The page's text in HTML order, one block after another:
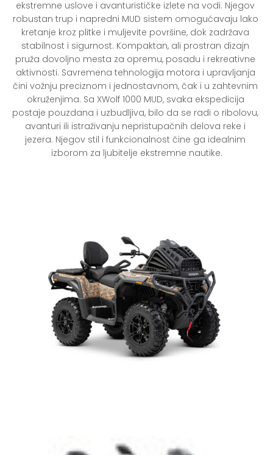
ekstremne uslove i avanturističke izlete na vodi. Njegov
robustan trup i napredni MUD sistem omogućavaju lako
kretanje kroz plitke i muljevite površine, dok zadržava
stabilnost i sigurnost. Kompaktan, ali prostran dizajn
pruža dovoljno mesta za opremu, posadu i rekreativne
aktivnosti. Savremena tehnologija motora i upravljanja
čini vožnju preciznom i jednostavnom, čak i u zahtevnim
okruženjima. Sa XWolf 1000 MUD, svaka ekspedicija
postaje pouzdana i uzbudljiva, bilo da se radi o ribolovu,
avanturi ili istraživanju nepristupačnih delova reke i
jezera. Njegov stil i funkcionalnost čine ga idealnim
izborom za ljubitelje ekstremne nautike.